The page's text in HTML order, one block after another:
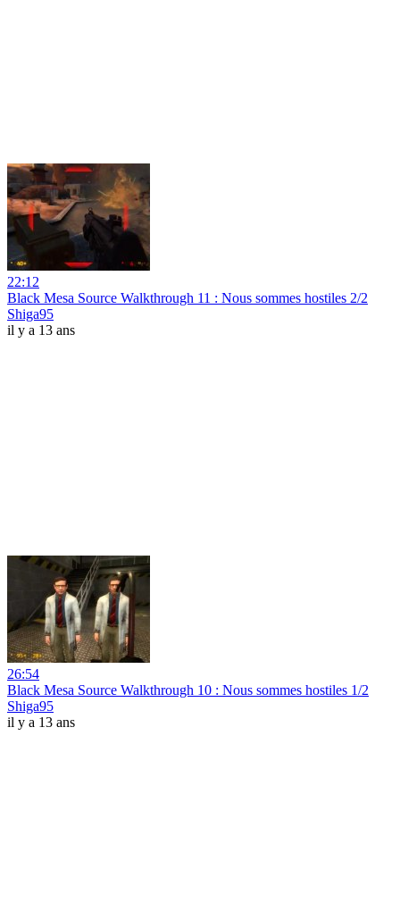
22:12
Black Mesa Source Walkthrough 11 : Nous sommes hostiles 2/2
Shiga95
il y a 13 ans
26:54
Black Mesa Source Walkthrough 10 : Nous sommes hostiles 1/2
Shiga95
il y a 13 ans